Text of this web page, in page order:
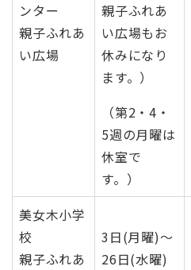
ンター
親子ふれあ
い広場
親子ふれあ
い広場もお
休みになり
ます。）
（第2・4・
5週の月曜は
休室で
す。）
美女木小学
校
親子ふれあ
3日(月曜)～
26日(水曜)